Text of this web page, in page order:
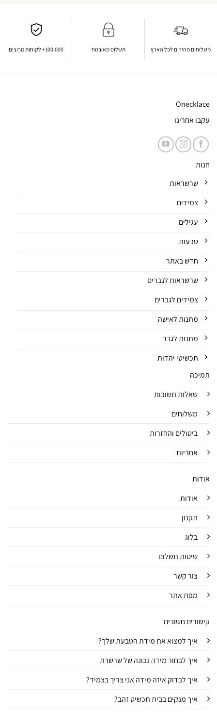
משלוחים מהירים לכל הארץ תשלום מאובטח 100,000+ לקוחות מרוצים
Onecklace
עקבו אחרינו
חנות
שרשראות
צמידים
עגילים
טבעות
חדש באתר
שרשראות לגברים
צמידים לגברים
מתנות לאישה
מתנות לגבר
תכשיטי יהדות
תמיכה
שאלות תשובות
משלוחים
ביטולים והחזרות
אחריות
אודות
אודות
תקנון
בלוג
שיטות תשלום
צור קשר
מפת אתר
קישורים חשובים
איך למצוא את מידת הטבעת שלך?
איך לבחור מידה נכונה של שרשרת
איך לבדוק איזה מידה אני צריך בצמיד?
איך מנקים בבית תכשיט זהב?